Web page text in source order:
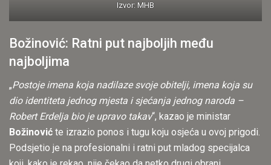
Izvor: MHB
Božinović: Ratni put najboljih među
najboljima
„Postoje imena koja nadilaze svoje obitelji, imena koja su
dio identiteta jednog mjesta i sjećanja jednog naroda –
Robert Erdelja bio je upravo takav“, kazao je ministar
Božinović te izrazio ponos i tugu koju osjeća u ovoj prigodi.
Podsjetio je na profesionalni i ratni put mladog specijalca